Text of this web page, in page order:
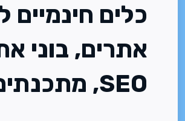
כלים חינמיים
אתרים, בוני
SEO, מתכנתים ומעצבים.